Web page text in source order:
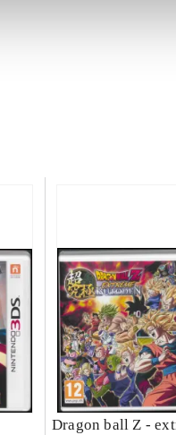
Dragon ball Z -